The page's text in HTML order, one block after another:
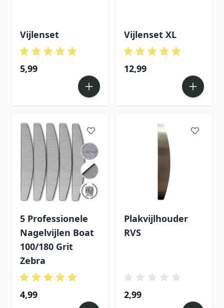
Vijlenset
5,99
Vijlenset XL
12,99
5 Professionele
Nagelvijlen Boat
100/180 Grit
Zebra
4,99
Plakvijlhouder
RVS
2,99